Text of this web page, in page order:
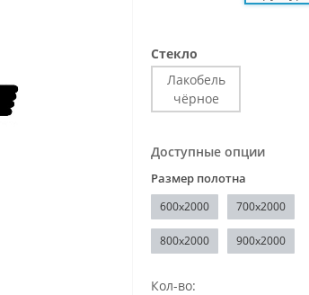
Стекло
Лакобель
чёрное
Доступные опции
Размер полотна
600x2000 700x2000
800x2000 900x2000
Кол-во: